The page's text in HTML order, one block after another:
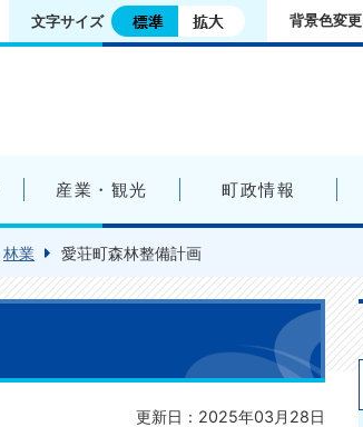
文字サイズ 背景色変更
産業・観光 町政情報
林業 愛荘町森林整備計画
更新日：2025年03月28日